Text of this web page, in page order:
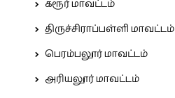
கரூர் மாவட்டம்
திருச்சிராப்பள்ளி மாவட்டம்
பெரம்பலூர் மாவட்டம்
அரியலூர் மாவட்டம்